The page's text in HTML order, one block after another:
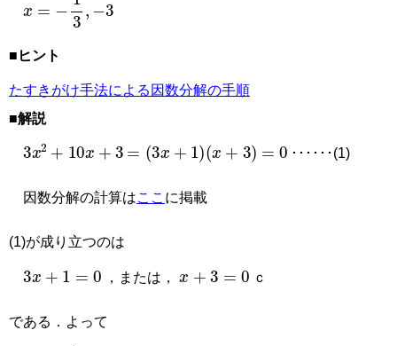
■ヒント
たすきがけ手法による因数分解の手順
■解説
3 x2 + 10x 3 x+ x +3 0
･･････(1)
因数分解の計算はここ に掲載
(1)が成り立つのは
3 1 =
，または，
3 =0
ｃ
である．よって